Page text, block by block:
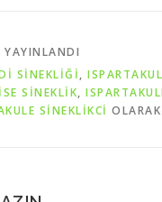
YAYINLANDI
SİNEKLİĞİ,
SİNEKLİK,
SİNEKLİKCİ